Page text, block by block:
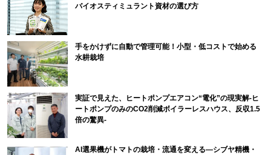
バイオスティミュラント資材の選び方
手をかけずに自動で管理可能！小型・低コストで始める
水耕栽培
実証で見えた、ヒートポンプエアコン“電化”の現実解-ヒ
ートポンプのみのCO2削減ボイラーレスハウス、反収1.5
倍の驚異-
AI選果機がトマトの栽培・流通を変える―シブヤ精機・